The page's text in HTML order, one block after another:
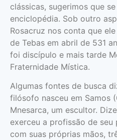
clássicas, sugerimos que
enciclopédia. Sob outro
Rosacruz nos conta que
de Tebas em abril de 531
foi discípulo e mais tarde
Fraternidade Mística.
Algumas fontes de busca
filósofo nasceu em Samos
Mnesarca, um escultor.
exerceu a profissão de
com suas próprias mãos,